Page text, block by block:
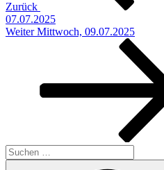
Zurück
07.07.2025
Nächster
Weiter Mittwoch, 09.07.2025
Suchen
nach: